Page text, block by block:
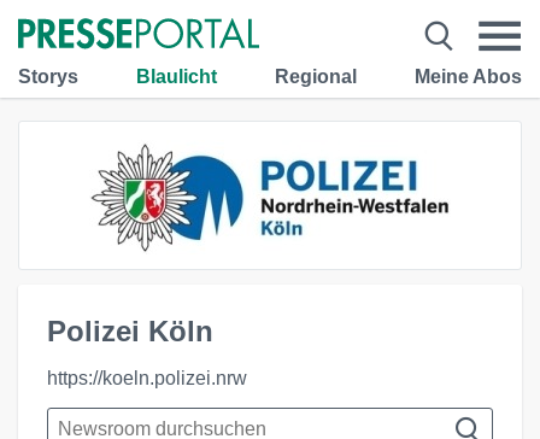
Storys Blaulicht Regional Meine Abos
Polizei Köln
https://koeln.polizei.nrw